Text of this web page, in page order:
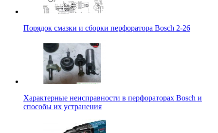
Порядок смазки и сборки перфоратора Bosch 2-26
Характерные неисправности в перфораторах Bosch и
способы их устранения